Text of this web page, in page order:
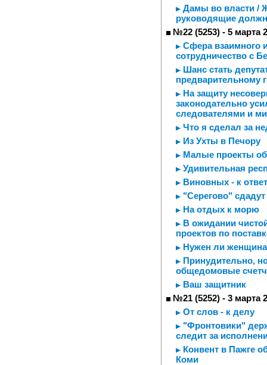
Дамы во власти /
руководящие
№22 (5253) - 5 марта
Сфера взаимного
сотрудничество с
Шанс стать
предварительному
На защиту
законодательно
следователями и
Что я сделал за
Из Ухты в Печору
Малые проекты
Удивительная
Виновных - к
"Серегово" сдадут
На отдых к морю
В ожидании
проектов по
Нужен ли
Принудительно,
общедомовые
Ваш защитник
№21 (5252) - 3 марта
От слов - к делу
"Фронтовики"
следит за
Конвент в Пажге
Коми